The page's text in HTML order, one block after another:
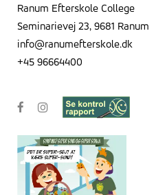
Ranum Efterskole College
Seminarievej 23, 9681 Ranum
info@ranumefterskole.dk
+45 96664400